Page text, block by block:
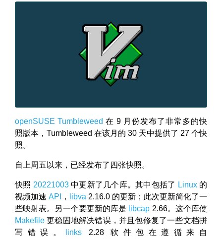
openSUSE Tumbleweed 在 9 月份发布了非常多的快
照版本，Tumbleweed 在该月的 30 天中提供了 27 个快
照。
自上周五以来，已经发布了四张快照。
快照 20221003中更新了几个库。其中包括了 Linux的
视频加速 API ， libva 2.16.0 的更新；此次更新简化了一
些映射表。另一个要更新的库是 libcap 2.66。这个库使
Makefile 更稳固地解决错误，并且包修复了一些文档拼
写错误。
links 2.28 软件包在遵循来自